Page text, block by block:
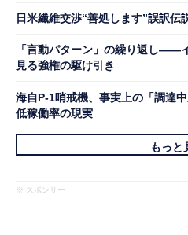
日米繊維交渉“善処します”誤訳
「言動パターン」の繰り返し――
見る強権の駆け引き
海自P-1哨戒機、事実上の「調達
低稼働率の現実
もっと
※ スポンサー